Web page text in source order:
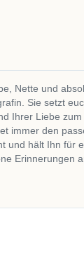
Nette und
Sie setzt
Ihrer Liebe zum
immer den
und hält Ihn für
Erinnerungen